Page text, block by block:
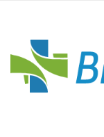
principaleBigfarmacia